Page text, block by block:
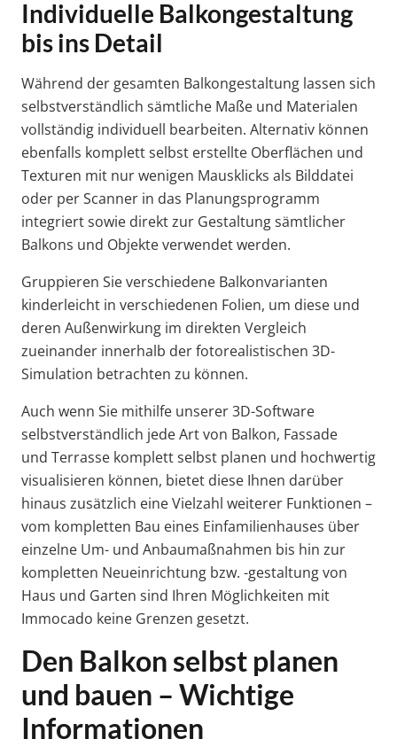
Individuelle Balkongestaltung
bis ins Detail
Während der gesamten Balkongestaltung lassen sich
selbstverständlich sämtliche Maße und Materialen
vollständig individuell bearbeiten. Alternativ können
ebenfalls komplett selbst erstellte Oberflächen und
Texturen mit nur wenigen Mausklicks als Bilddatei
oder per Scanner in das Planungsprogramm
integriert sowie direkt zur Gestaltung sämtlicher
Balkons und Objekte verwendet werden.
Gruppieren Sie verschiedene Balkonvarianten
kinderleicht in verschiedenen Folien, um diese und
deren Außenwirkung im direkten Vergleich
zueinander innerhalb der fotorealistischen 3D-
Simulation betrachten zu können.
Auch wenn Sie mithilfe unserer 3D-Software
selbstverständlich jede Art von Balkon, Fassade
und Terrasse komplett selbst planen und hochwertig
visualisieren können, bietet diese Ihnen darüber
hinaus zusätzlich eine Vielzahl weiterer Funktionen –
vom kompletten Bau eines Einfamilienhauses über
einzelne Um- und Anbaumaßnahmen bis hin zur
kompletten Neueinrichtung bzw. -gestaltung von
Haus und Garten sind Ihren Möglichkeiten mit
Immocado keine Grenzen gesetzt.
Den Balkon selbst planen
und bauen – Wichtige
Informationen